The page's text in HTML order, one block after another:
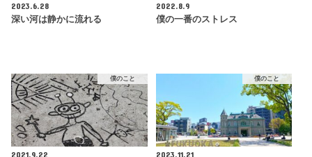
2023.6.28
深い河は静かに流れる
2022.8.9
僕の一番のストレス
僕のこと
2021.9.22
僕のこと
2023.11.21